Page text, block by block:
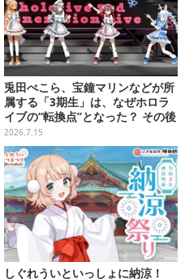
兎田ぺこら、宝鐘マリンなどが所
属する「3期生」は、なぜホロラ
イブの“転換点”となった？ その後
の展開を決定づけた、黄金世代を
振り返る【特集】
2026.7.15
しぐれういといっしょに納涼！